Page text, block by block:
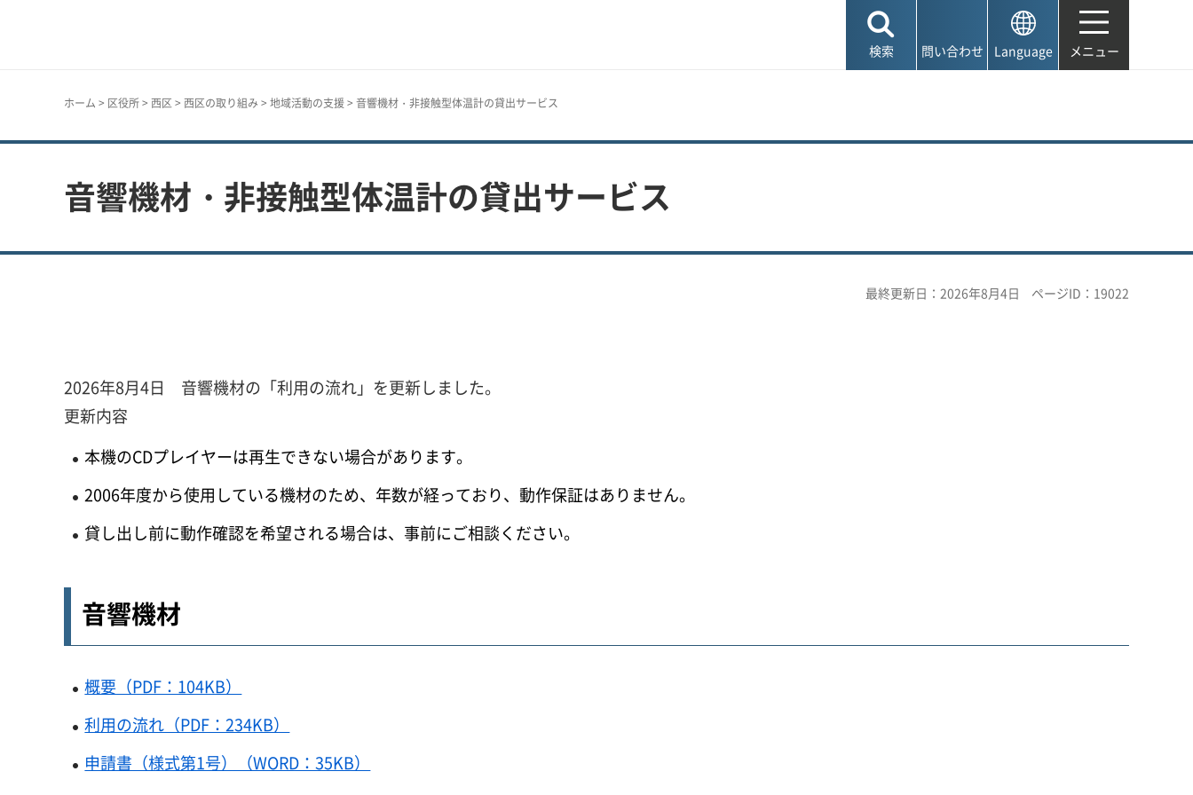
検索 問い合わせ Language メニュー
ホーム > 区役所> 西区> 西区の取り組み > 地域活動の支援> 音響機材・非接触型体温計の貸出サービス
音響機材・非接触型体温計の貸出サービス
最終更新日：2026年8月4日 ページID：19022
2026年8月4日 音響機材の「利用の流れ」を更新しました。
更新内容
本機のCDプレイヤーは再生できない場合があります。
2006年度から使用している機材のため、年数が経っており、動作保証はありません。
貸し出し前に動作確認を希望される場合は、事前にご相談ください。
音響機材
概要（PDF：104KB）
利用の流れ（PDF：234KB）
申請書（様式第1号）（WORD：35KB）